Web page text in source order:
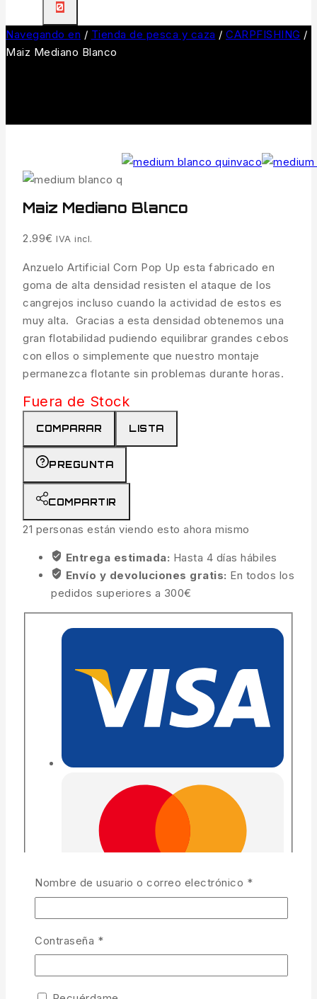
0
Navegando en / Tienda de pesca y caza / CARPFISHING /
Maiz Mediano Blanco
Maiz Mediano Blanco
2.99€ IVA incl.
Anzuelo Artificial Corn Pop Up esta fabricado en
goma de alta densidad resisten el ataque de los
cangrejos incluso cuando la actividad de estos es
muy alta. Gracias a esta densidad obtenemos una
gran flotabilidad pudiendo equilibrar grandes cebos
con ellos o simplemente que nuestro montaje
permanezca flotante sin problemas durante horas.
Fuera de Stock
COMPARAR LISTA
PREGUNTA
COMPARTIR
21 personas están viendo esto ahora mismo
Entrega estimada: Hasta 4 días hábiles
Envío y devoluciones gratis: En todos los
pedidos superiores a 300€
Nombre de usuario o correo electrónico *
Contraseña *